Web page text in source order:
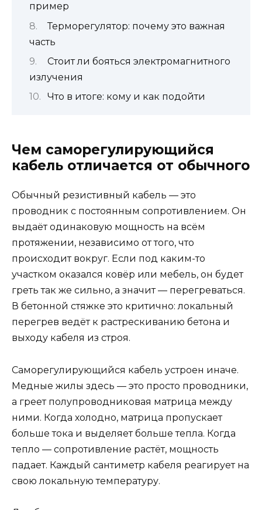
пример
Терморегулятор: почему это важная
часть
Стоит ли бояться электромагнитного
излучения
Что в итоге: кому и как подойти
Чем саморегулирующийся
кабель отличается от обычного
Обычный резистивный кабель — это
проводник с постоянным сопротивлением. Он
выдаёт одинаковую мощность на всём
протяжении, независимо от того, что
происходит вокруг. Если под каким-то
участком оказался ковёр или мебель, он будет
греть так же сильно, а значит — перегреваться.
В бетонной стяжке это критично: локальный
перегрев ведёт к растрескиванию бетона и
выходу кабеля из строя.
Саморегулирующийся кабель устроен иначе.
Медные жилы здесь — это просто проводники,
а греет полупроводниковая матрица между
ними. Когда холодно, матрица пропускает
больше тока и выделяет больше тепла. Когда
тепло — сопротивление растёт, мощность
падает. Каждый сантиметр кабеля реагирует на
свою локальную температуру.